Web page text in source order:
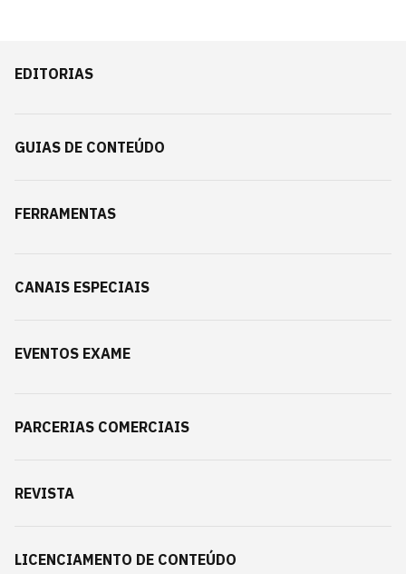
EDITORIAS
GUIAS DE CONTEÚDO
FERRAMENTAS
CANAIS ESPECIAIS
EVENTOS EXAME
PARCERIAS COMERCIAIS
REVISTA
LICENCIAMENTO DE CONTEÚDO